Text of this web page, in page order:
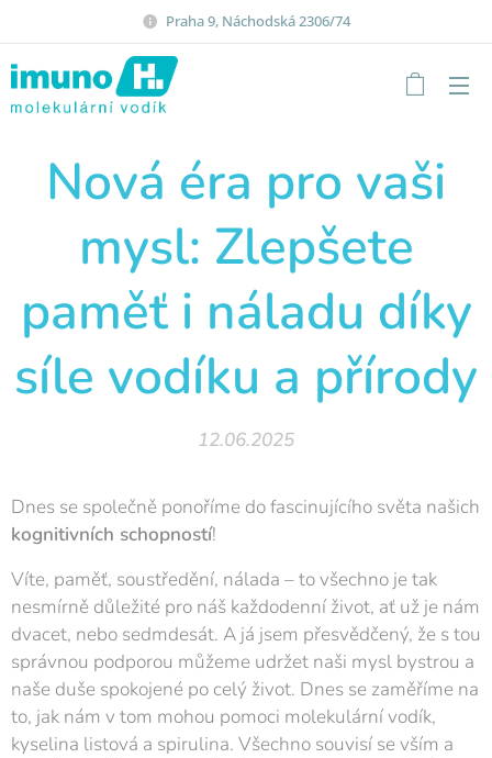
Praha 9, Náchodská 2306/74
Nová éra pro vaši
mysl: Zlepšete
paměť i náladu díky
síle vodíku a přírody
12.06.2025
Dnes se společně ponoříme do fascinujícího světa našich
kognitivních schopností!
Víte, paměť, soustředění, nálada – to všechno je tak
nesmírně důležité pro náš každodenní život, ať už je nám
dvacet, nebo sedmdesát. A já jsem přesvědčený, že s tou
správnou podporou můžeme udržet naši mysl bystrou a
naše duše spokojené po celý život. Dnes se zaměříme na
to, jak nám v tom mohou pomoci molekulární vodík,
kyselina listová a spirulina. Všechno souvisí se vším a